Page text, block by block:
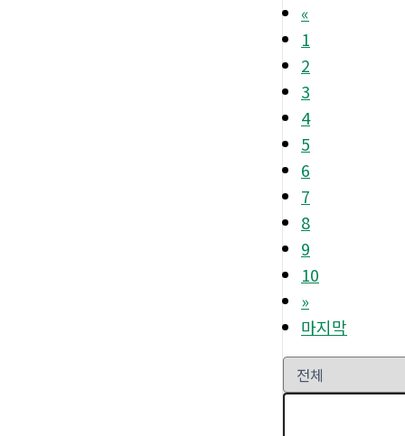
«
1
2
3
4
5
6
7
8
9
10
»
마지막